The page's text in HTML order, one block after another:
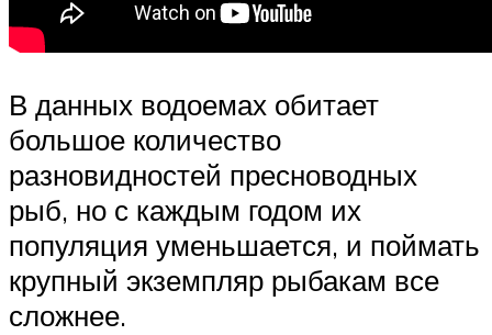
В данных водоемах обитает
большое количество
разновидностей пресноводных
рыб, но с каждым годом их
популяция уменьшается, и поймать
крупный экземпляр рыбакам все
сложнее.